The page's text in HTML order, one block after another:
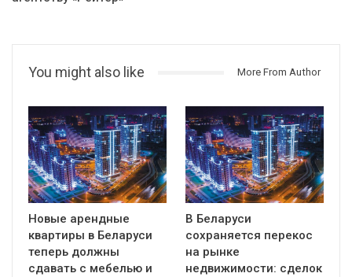
You might also like More From Author
Новые арендные
квартиры в Беларуси
теперь должны
сдавать с мебелью и
В Беларуси
сохраняется перекос
на рынке
недвижимости: сделок